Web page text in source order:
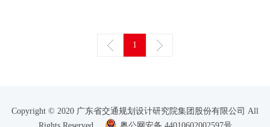
1
Copyright © 2020 广东省交通规划设计研究院集团股份有限公司 All